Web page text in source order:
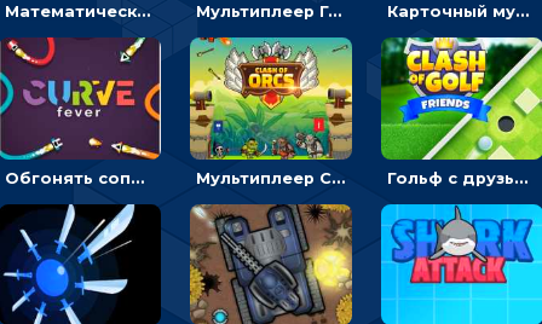
Математическая викторина мультиплеер: решать примеры на время Мультиплеер Герой боулинга: ловить стрелку и запускать шар по кеглям Карточный мультиплеер Четыре цвета: сбрасывать карты того же цвета или достоинства
Обгонять соперников и уходить от столкновения, чтобы выжить до финиша - ИО Мультиплеер Столкновение орков: направлять воинов, чтобы покорять башню противника Гольф с друзьями: толкать цветные шарики в лунку – мультиплеер